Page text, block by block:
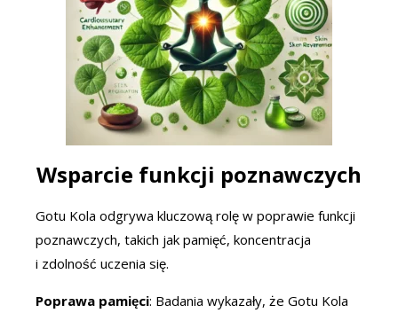
Wsparcie funkcji poznawczych
Gotu Kola odgrywa kluczową rolę w poprawie funkcji
poznawczych, takich jak pamięć, koncentracja
i zdolność uczenia się.
Poprawa pamięci: Badania wykazały, że Gotu Kola